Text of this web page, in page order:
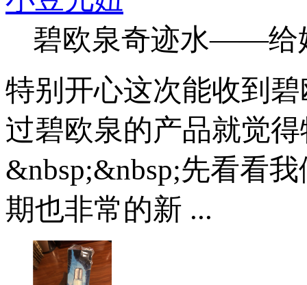
碧欧泉奇迹水——给
特别开心这次能收到
过碧欧泉的产品就觉
&nbsp;&nbsp;先看看
期也非常的新 ...